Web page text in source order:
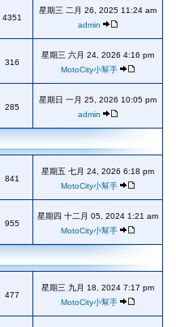
4351
星期三 二月 26, 2025 11:24 am
admin
316
星期三 六月 24, 2026 4:16 pm
MotoCity小幫手
285
星期日 一月 25, 2026 10:05 pm
admin
841
星期五 七月 24, 2026 6:18 pm
MotoCity小幫手
955
星期四 十二月 05, 2024 1:21 am
MotoCity小幫手
477
星期三 九月 18, 2024 7:17 pm
MotoCity小幫手